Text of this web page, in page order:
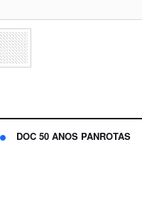
DOC 50 ANOS PANROTAS